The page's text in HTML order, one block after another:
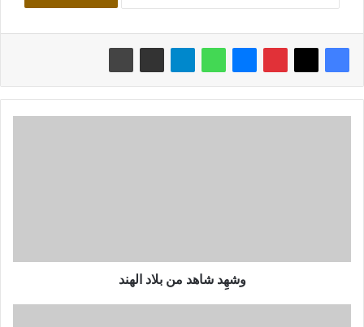
وشهِد شاهد من بلاد الهند